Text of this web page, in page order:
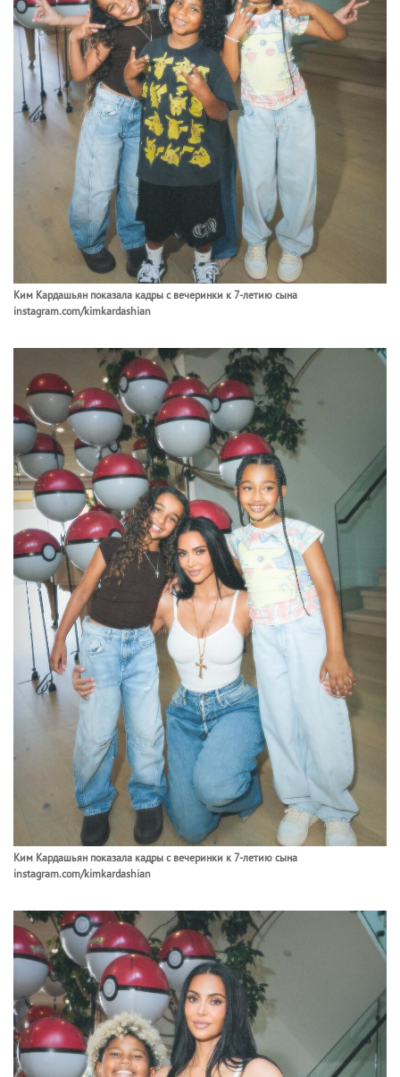
Ким Кардашьян показала кадры с вечеринки к 7-летию сына
instagram.com/kimkardashian
Ким Кардашьян показала кадры с вечеринки к 7-летию сына
instagram.com/kimkardashian